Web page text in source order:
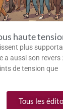
haute
plus
aussi son revers
de tension que
Tous les